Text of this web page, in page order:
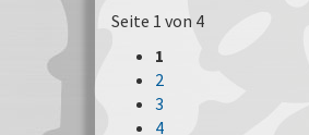
Seite 1 von 4
1
2
3
4